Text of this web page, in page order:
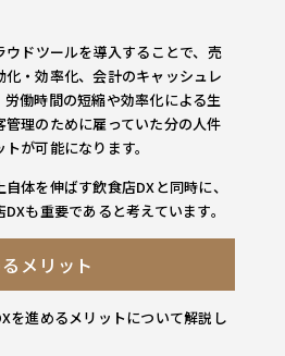
ウドツールを導入することで、売
・効率化、会計のキャッシュレ
働時間の短縮や効率化による生
理のために雇っていた分の人件
が可能になります。
体を伸ばす飲食店DXと同時に、
も重要であると考えています。
メリット
を進めるメリットについて解説し